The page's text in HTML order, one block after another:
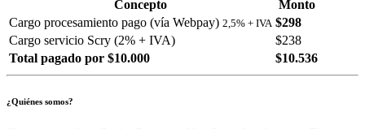
Concepto
Monto
Cargo procesamiento pago (vía Webpay) 2,5% + IVA $298
Cargo servicio Scry (2% + IVA)
$238
Total pagado por $10.000
$10.536
¿Quiénes somos?